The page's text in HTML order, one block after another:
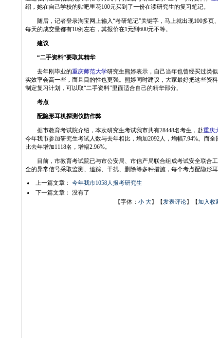
绍，她在自己学校的贴吧里花100元买到了一份在读研究生的复习笔记。
随后，记者登录淘宝网上输入“考研笔记”关键字，马上就出现100多页
每天的成交量都有10例左右，其报价在1元到600元不等。
建议
“二手资料”要取其精华
去年刚毕业的重庆师范大学研究生熊婷表示，自己当年也曾经买过类
实效率会高一些，而且目的性也更强。熊婷同时建议，大家最好把这些资
制定复习计划，可以取“二手资料”里面适合自己的精华部分。
考点
配隐形耳机探测仪防作弊
据市教育考试院介绍，本次研究生考试我市共有28448名考生，赴重庆
今年我市参加研究生考试人数与去年相比，增加2092人，增幅7.94%。而
比去年增加1118名，增幅2.96%。
目前，市教育考试院已与市公安局、市信产局联合组成考试安全联合
全的异常信号采取监测、追踪、干扰、删除等多种措施，每个考点配隐形
上一篇文章： 今年我市1058人报考研究生
下一篇文章： 没有了
【字体： 小 大】【发表评论】【加入收